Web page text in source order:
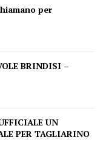
per
BRINDISI –
UN
PER TAGLIARINO